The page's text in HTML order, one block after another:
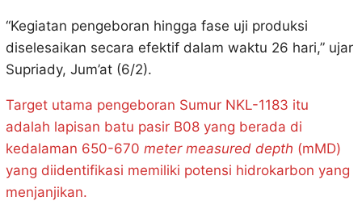
“Kegiatan pengeboran hingga fase uji produksi
diselesaikan secara efektif dalam waktu 26 hari,” ujar
Supriady, Jum’at (6/2).
Target utama pengeboran Sumur NKL-1183 itu
adalah lapisan batu pasir B08 yang berada di
kedalaman 650-670 meter measured depth (mMD)
yang diidentifikasi memiliki potensi hidrokarbon yang
menjanjikan.